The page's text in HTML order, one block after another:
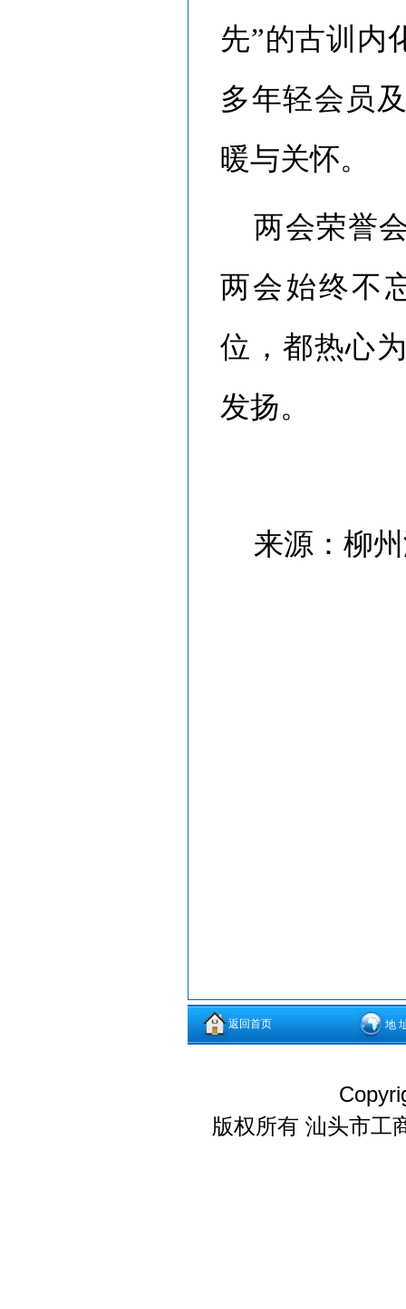
先”的古训内
多年轻会员
暖与关怀。
两会荣誉
两会始终不
位，都热心
发扬。
来源：柳
返回首页 地
版权所有 汕头市工